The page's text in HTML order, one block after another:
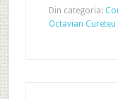
Din categoria:
Octavian Cureteu